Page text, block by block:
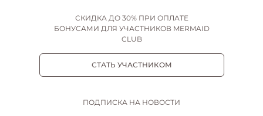
СКИДКА ДО 30% ПРИ ОПЛАТЕ
БОНУСАМИ ДЛЯ УЧАСТНИКОВ MERMAID
CLUB
СТАТЬ УЧАСТНИКОМ
ПОДПИСКА НА НОВОСТИ